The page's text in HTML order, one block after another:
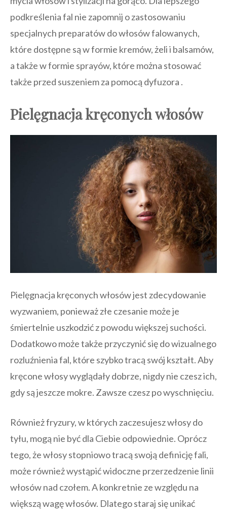
podkreślenia fal nie zapomnij o zastosowaniu
specjalnych preparatów do włosów falowanych,
które dostępne są w formie kremów, żeli i balsamów,
a także w formie sprayów, które można stosować
także przed suszeniem za pomocą dyfuzora .
Pielęgnacja kręconych włosów
Pielęgnacja kręconych włosów jest zdecydowanie
wyzwaniem, ponieważ złe czesanie może je
śmiertelnie uszkodzić z powodu większej suchości.
Dodatkowo może także przyczynić się do wizualnego
rozluźnienia fal, które szybko tracą swój kształt. Aby
kręcone włosy wyglądały dobrze, nigdy nie czesz ich,
gdy są jeszcze mokre. Zawsze czesz po wyschnięciu.
Również fryzury, w których zaczesujesz włosy do
tyłu, mogą nie być dla Ciebie odpowiednie. Oprócz
tego, że włosy stopniowo tracą swoją definicję fali,
może również wystąpić widoczne przerzedzenie linii
włosów nad czołem. A konkretnie ze względu na
większą wagę włosów. Dlatego staraj się unikać